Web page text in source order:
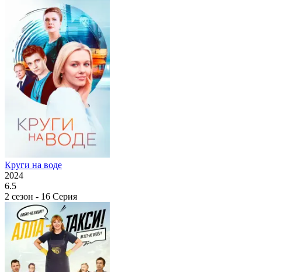
Круги на воде
2024
6.5
2 сезон - 16 Серия